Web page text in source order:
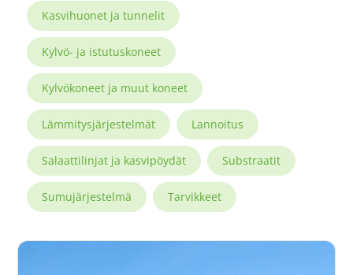
Kasvihuonet ja tunnelit
Kylvö- ja istutuskoneet
Kylvökoneet ja muut koneet
Lämmitysjärjestelmät Lannoitus
Salaattilinjat ja kasvipöydät Substraatit
Sumujärjestelmä Tarvikkeet